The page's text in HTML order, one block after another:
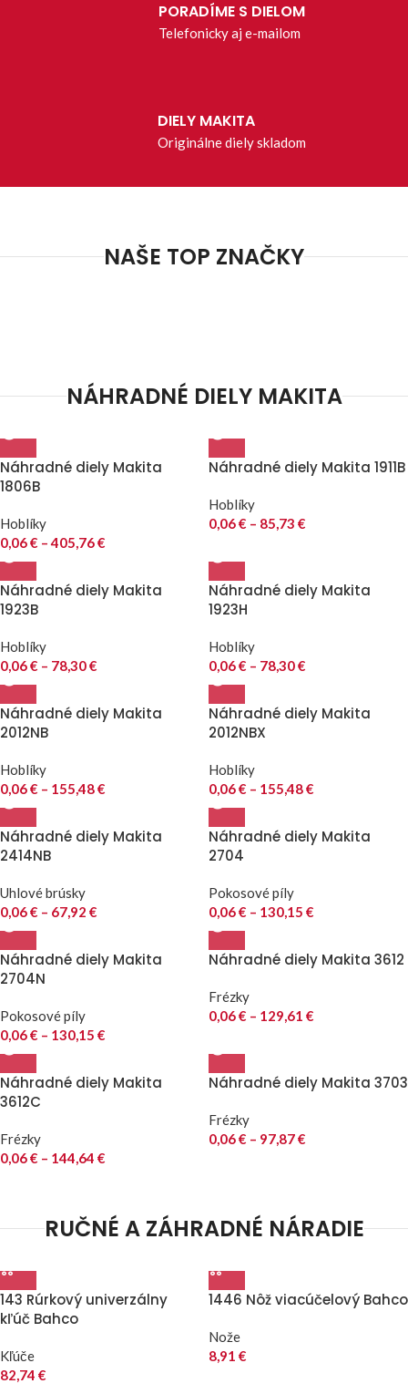
PORADÍME S DIELOM
Telefonicky aj e-mailom
DIELY MAKITA
Originálne diely skladom
NAŠE TOP ZNAČKY
NÁHRADNÉ DIELY MAKITA
Náhradné diely Makita
1806B
Hoblíky
0,06€ – 405,76€
Náhradné diely Makita 1911B
Hoblíky
0,06€ – 85,73 €
Náhradné diely Makita
1923B
Hoblíky
0,06€ – 78,30€
Náhradné diely Makita
1923H
Hoblíky
0,06€ – 78,30€
Náhradné diely Makita
2012NB
Hoblíky
0,06€ – 155,48€
Náhradné diely Makita
2012NBX
Hoblíky
0,06€ – 155,48€
Náhradné diely Makita
2414NB
Uhlové brúsky
0,06€ – 67,92 €
Náhradné diely Makita
2704
Pokosové píly
0,06€ – 130,15 €
Náhradné diely Makita
2704N
Pokosové píly
0,06€ – 130,15 €
Náhradné diely Makita 3612
Frézky
0,06€ – 129,61 €
Náhradné diely Makita
3612C
Frézky
0,06€ – 144,64 €
Náhradné diely Makita 3703
Frézky
0,06€ – 97,87€
RUČNÉ A ZÁHRADNÉ NÁRADIE
143 Rúrkový univerzálny
kľúč Bahco
Kľúče
82,74 €
1446 Nôž viacúčelový Bahco
Nože
8,91 €